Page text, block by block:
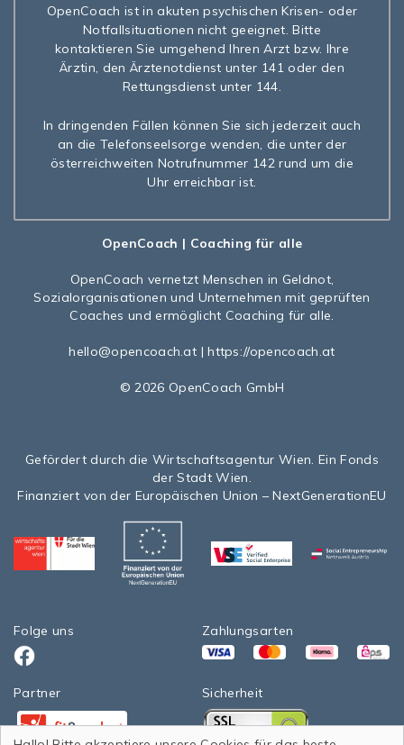
OpenCoach ist in akuten psychischen Krisen- oder
Notfallsituationen nicht geeignet. Bitte
kontaktieren Sie umgehend Ihren Arzt bzw. Ihre
Ärztin, den Ärztenotdienst unter 141 oder den
Rettungsdienst unter 144.
In dringenden Fällen können Sie sich jederzeit auch
an die Telefonseelsorge wenden, die unter der
österreichweiten Notrufnummer 142 rund um die
Uhr erreichbar ist.
OpenCoach | Coaching für alle
OpenCoach vernetzt Menschen in Geldnot,
Sozialorganisationen und Unternehmen mit geprüften
Coaches und ermöglicht Coaching für alle.
hello@opencoach.at |https://opencoach.at
© 2026 OpenCoach GmbH
Gefördert durch die Wirtschaftsagentur Wien. Ein Fonds
der Stadt Wien.
Finanziert von der Europäischen Union – NextGenerationEU
Folge uns
Facebook
Partner
Zahlungsarten
VISA
MastercardKlarna eps>
Sicherheit
Facebook